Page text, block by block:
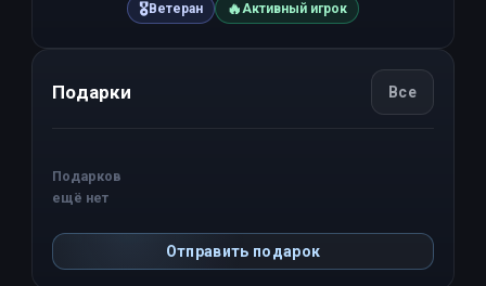
🎖Ветеран 🔥Активный игрок
Подарки Все
Подарков
ещё нет
Отправить подарок